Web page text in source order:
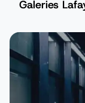
Galeries